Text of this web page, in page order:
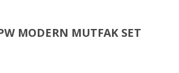
MODERN MUTFAK SET